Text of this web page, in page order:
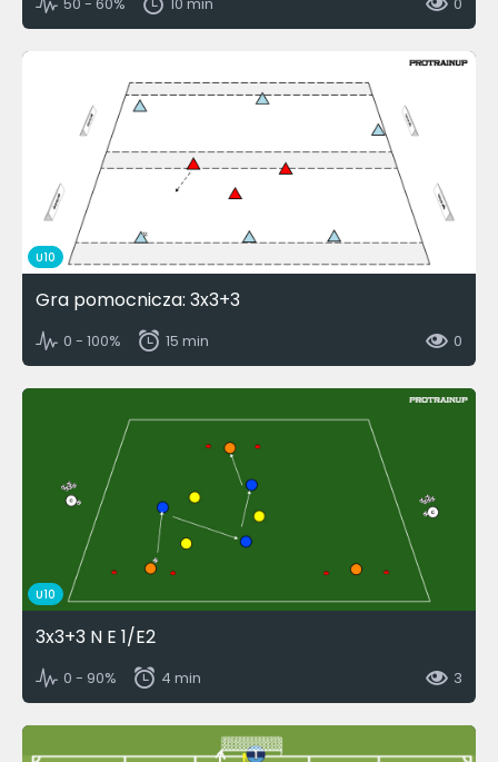
U10
Gra pomocnicza: 3x3+3
0 - 100% 15 min 0
U10
3x3+3 N E 1/E2
0 - 90% 4 min 3